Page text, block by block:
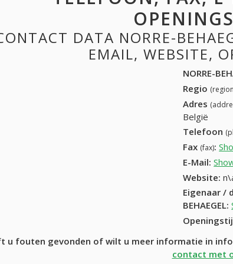
DATA NORRE-
EMAIL, WEBSITE,
NORRE-
Regio
Adres
België
Telefoon
Fax (fax):
E-Mail:
Website:
Eigenaar /
BEHAEGEL:
u fouten gevonden of wilt u meer informatie in
contact met